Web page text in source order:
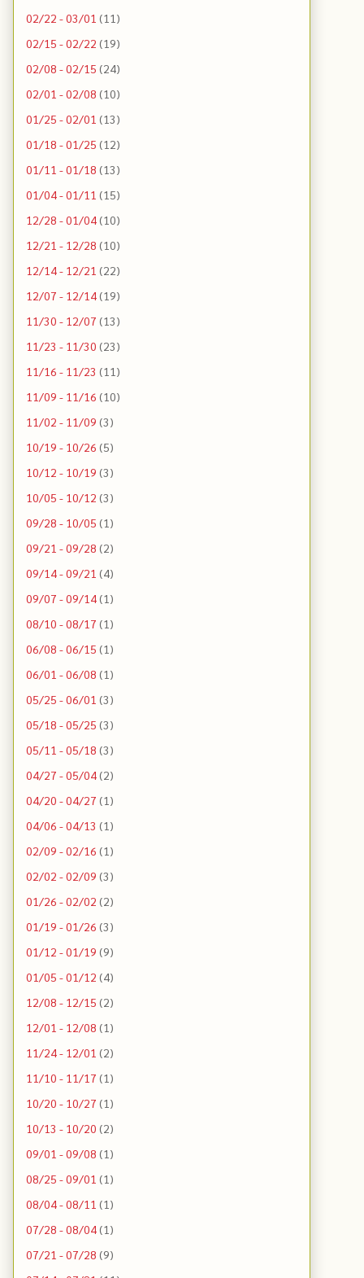
02/22 - 03/01 (11)
02/15 - 02/22 (19)
02/08 - 02/15 (24)
02/01 - 02/08 (10)
01/25 - 02/01 (13)
01/18 - 01/25 (12)
01/11 - 01/18 (13)
01/04 - 01/11 (15)
12/28 - 01/04(10)
12/21 - 12/28 (10)
12/14 - 12/21 (22)
12/07 - 12/14(19)
11/30 - 12/07 (13)
11/23 - 11/30 (23)
11/16 - 11/23 (11)
11/09 - 11/16 (10)
11/02 - 11/09 (3)
10/19 - 10/26 (5)
10/12 - 10/19 (3)
10/05 - 10/12 (3)
09/28 - 10/05 (1)
09/21 - 09/28 (2)
09/14 - 09/21 (4)
09/07 - 09/14(1)
08/10 - 08/17 (1)
06/08 - 06/15 (1)
06/01 - 06/08 (1)
05/25 - 06/01 (3)
05/18 - 05/25 (3)
05/11 - 05/18 (3)
04/27 - 05/04(2)
04/20 - 04/27 (1)
04/06 - 04/13 (1)
02/09 - 02/16 (1)
02/02 - 02/09 (3)
01/26 - 02/02 (2)
01/19 - 01/26 (3)
01/12 - 01/19 (9)
01/05 - 01/12 (4)
12/08 - 12/15 (2)
12/01 - 12/08 (1)
11/24 - 12/01 (2)
11/10 - 11/17 (1)
10/20 - 10/27 (1)
10/13 - 10/20 (2)
09/01 - 09/08 (1)
08/25 - 09/01 (1)
08/04 - 08/11 (1)
07/28 - 08/04(1)
07/21 - 07/28 (9)